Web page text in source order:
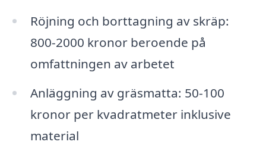
Röjning och borttagning av skräp:
800-2000 kronor beroende på
omfattningen av arbetet
Anläggning av gräsmatta: 50-100
kronor per kvadratmeter inklusive
material